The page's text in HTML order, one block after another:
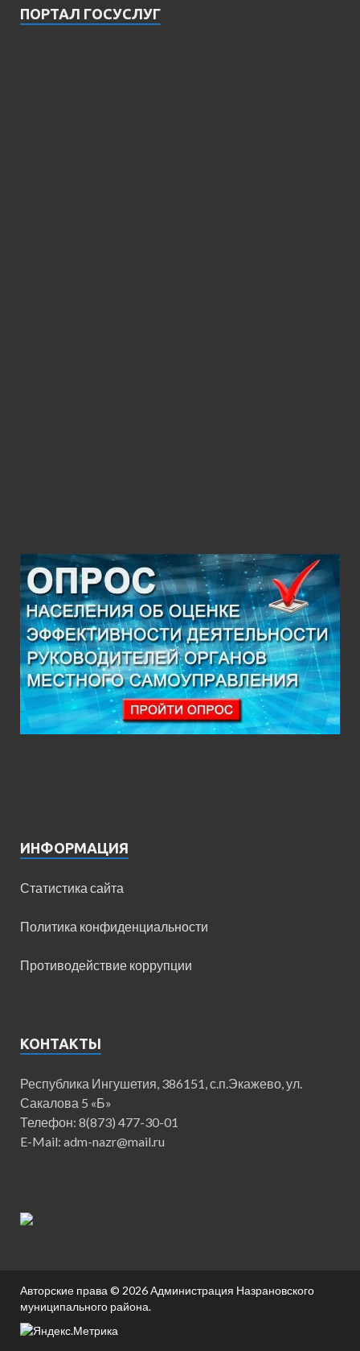
ПОРТАЛ ГОСУСЛУГ
ИНФОРМАЦИЯ
Статистика сайта
Политика конфиденциальности
Противодействие коррупции
КОНТАКТЫ
Республика Ингушетия, 386151, с.п.Экажево, ул.
Сакалова 5 «Б»
Телефон: 8(873) 477-30-01
E-Mail: adm-nazr@mail.ru
Авторские права © 2026Администрация Назрановского
муниципального района.